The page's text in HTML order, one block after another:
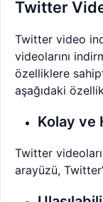
Twitter
Twitter video
videolarını
özelliklere
aşağıdaki
Kolay ve
Twitter
arayüzü,